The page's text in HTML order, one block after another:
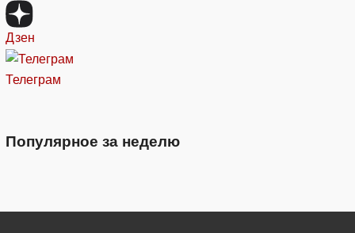
Дзен
Телеграм
Популярное за неделю